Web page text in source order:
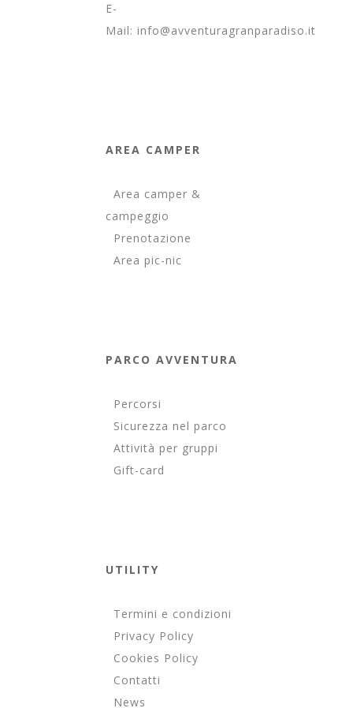
E-
Mail: info@avventuragranparadiso.it
AREA CAMPER
Area camper &
campeggio
Prenotazione
Area pic-nic
PARCO AVVENTURA
Percorsi
Sicurezza nel parco
Attività per gruppi
Gift-card
UTILITY
Termini e condizioni
Privacy Policy
Cookies Policy
Contatti
News